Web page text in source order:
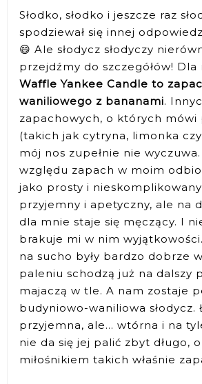
Słodko, słodko i jeszcze raz
spodziewał się innej
😄 Ale słodycz słodyczy
przejdźmy do szczegółów! Dla
Waffle Yankee Candle to
waniliowego z bananami.
zapachowych, o których
(takich jak cytryna, limonka
mój nos zupełnie nie
względu zapach w moim
jako prosty i
przyjemny i apetyczny, ale na
dla mnie staje się męczący. I
brakuje mi w nim
na sucho były bardzo dobrze
paleniu schodzą już na dalszy
majaczą w tle. A nam zostaje
budyniowo-waniliowa słodycz.
przyjemna, ale... wtórna i na
nie da się jej palić zbyt długo,
miłośnikiem takich właśnie